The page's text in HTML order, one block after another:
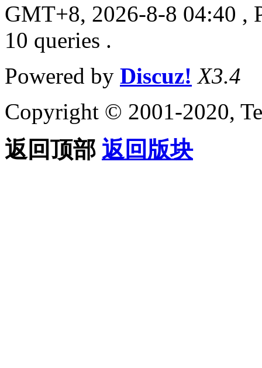
GMT+8, 2026-8-8 04:40 ,
10 queries .
Powered by Discuz! X3.4
Copyright © 2001-2020,
返回顶部 返回版块